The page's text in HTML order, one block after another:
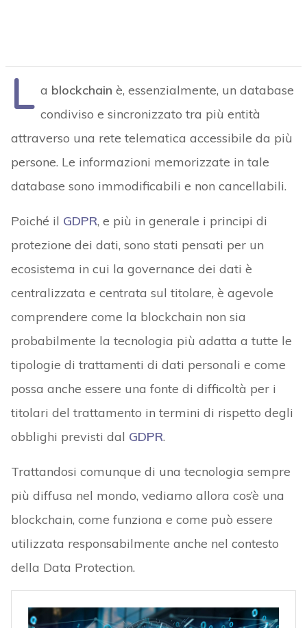
L a blockchain è, essenzialmente, un database
condiviso e sincronizzato tra più entità
attraverso una rete telematica accessibile da più
persone. Le informazioni memorizzate in tale
database sono immodificabili e non cancellabili.
Poiché il GDPR, e più in generale i principi di
protezione dei dati, sono stati pensati per un
ecosistema in cui la governance dei dati è
centralizzata e centrata sul titolare, è agevole
comprendere come la blockchain non sia
probabilmente la tecnologia più adatta a tutte le
tipologie di trattamenti di dati personali e come
possa anche essere una fonte di difficoltà per i
titolari del trattamento in termini di rispetto degli
obblighi previsti dal GDPR.
Trattandosi comunque di una tecnologia sempre
più diffusa nel mondo, vediamo allora cos’è una
blockchain, come funziona e come può essere
utilizzata responsabilmente anche nel contesto
della Data Protection.